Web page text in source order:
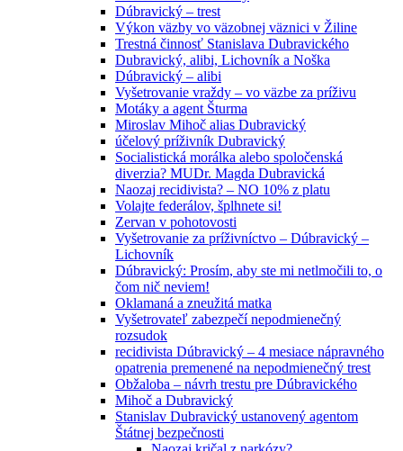
Dúbravický – trest
Výkon väzby vo väzobnej väznici v Žiline
Trestná činnosť Stanislava Dubravického
Dubravický, alibi, Lichovník a Noška
Dúbravický – alibi
Vyšetrovanie vraždy – vo väzbe za príživu
Motáky a agent Šturma
Miroslav Mihoč alias Dubravický
účelový príživník Dubravický
Socialistická morálka alebo spoločenská
diverzia? MUDr. Magda Dubravická
Naozaj recidivista? – NO 10% z platu
Volajte federálov, šplhnete si!
Zervan v pohotovosti
Vyšetrovanie za príživníctvo – Dúbravický –
Lichovník
Dúbravický: Prosím, aby ste mi netlmočili to, o
čom nič neviem!
Oklamaná a zneužitá matka
Vyšetrovateľ zabezpečí nepodmienečný
rozsudok
recidivista Dúbravický – 4 mesiace nápravného
opatrenia premenené na nepodmienečný trest
Obžaloba – návrh trestu pre Dúbravického
Mihoč a Dubravický
Stanislav Dubravický ustanovený agentom
Štátnej bezpečnosti